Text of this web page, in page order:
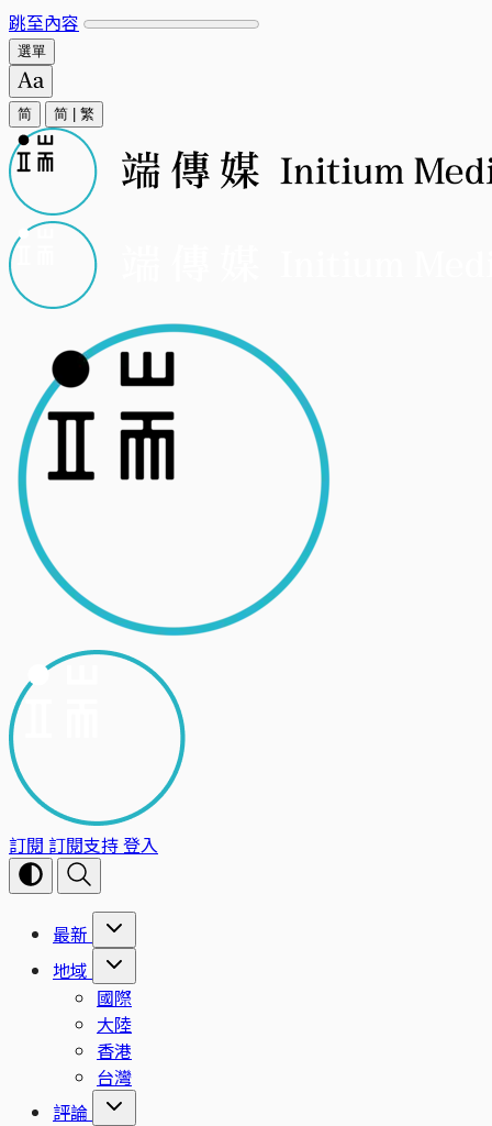
跳至內容
選單
简 简 繁
訂閱 訂閱支持登入
最新
地域
國際
大陸
香港
台灣
評論